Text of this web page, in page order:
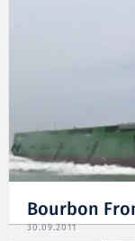
Bourbon
30.09.2011